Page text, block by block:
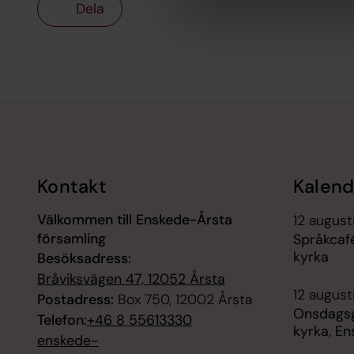
Dela
Kontakt
Välkommen till Enskede-Årsta
församling
Besöksadress:
Bråviksvägen 47, 12052 Årsta
Postadress: Box 750, 12002 Årsta
Telefon:+46 8 55613330
enskede-
12
kyrka
12
kyrka,